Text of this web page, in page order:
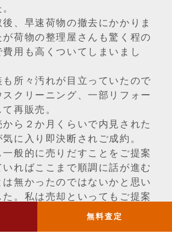
無料査定
後、早速荷物の撤去にかかりま
が荷物の整理屋さんも驚く程の
費用も高くついてしまいまし
も所々汚れが目立っていたので
スクリーニング、一部リフォー
て再販売。
から２か月くらいで内見された
気に入り即決断されご成約。
一般的に売りだすことをご提案
いればここまで順調に話が進む
は無かったのではないかと思い
た。私は売却といってもご提案
で結果が変わると思っていま